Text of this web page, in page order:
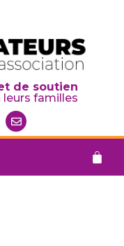
de soutien
familles